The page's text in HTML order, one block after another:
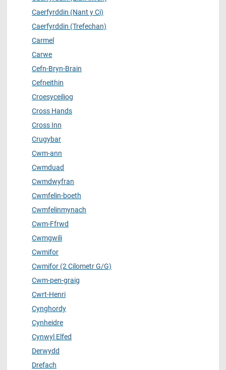
Caerfyrddin (Nant y Ci)
Caerfyrddin (Trefechan)
Carmel
Carwe
Cefn-Bryn-Brain
Cefneithin
Croesyceiliog
Cross Hands
Cross Inn
Crugybar
Cwm-ann
Cwmduad
Cwmdwyfran
Cwmfelin-boeth
Cwmfelinmynach
Cwm-Ffrwd
Cwmgwili
Cwmifor
Cwmifor (2 Cilometr G/G)
Cwm-pen-graig
Cwrt-Henri
Cynghordy
Cynheidre
Cynwyl Elfed
Derwydd
Drefach